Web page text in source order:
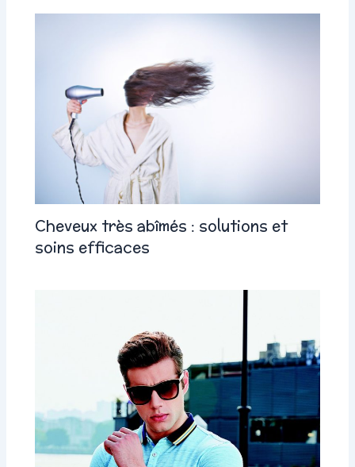
Cheveux très abîmés : solutions et
soins efficaces